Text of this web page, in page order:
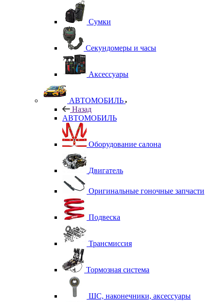
Сумки
Секундомеры и часы
Аксессуары
АВТОМОБИЛЬ
Назад
АВТОМОБИЛЬ
Оборудование салона
Двигатель
Оригинальные гоночные запчасти
Подвеска
Трансмиссия
Тормозная система
ШС, наконечники, аксессуары